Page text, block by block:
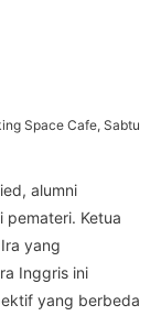
Space Cafe, Sabtu
alumni
pemateri. Ketua
yang
Inggris ini
yang berbeda